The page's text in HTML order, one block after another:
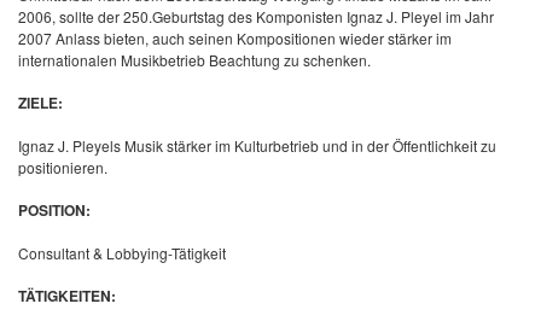
2006, sollte der 250.Geburtstag des Komponisten Ignaz J. Pleyel im Jahr
2007 Anlass bieten, auch seinen Kompositionen wieder stärker im
internationalen Musikbetrieb Beachtung zu schenken.
ZIELE:
Ignaz J. Pleyels Musik stärker im Kulturbetrieb und in der Öffentlichkeit zu
positionieren.
POSITION:
Consultant & Lobbying-Tätigkeit
TÄTIGKEITEN: